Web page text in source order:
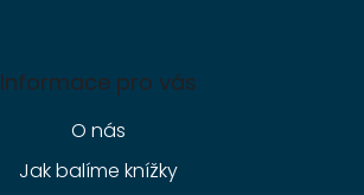
Informace pro vás
O nás
Jak balíme knížky